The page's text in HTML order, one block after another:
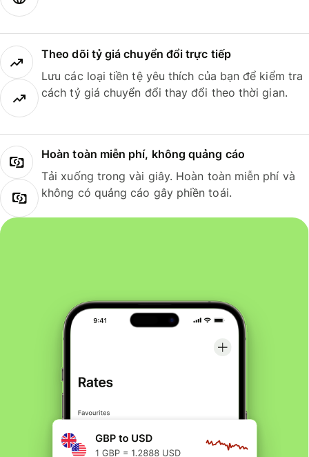
Theo dõi tỷ giá chuyển đổi trực tiếp
Lưu các loại tiền tệ yêu thích của bạn để kiểm tra
cách tỷ giá chuyển đổi thay đổi theo thời gian.
Hoàn toàn miễn phí, không quảng cáo
Tải xuống trong vài giây. Hoàn toàn miễn phí và
không có quảng cáo gây phiền toái.